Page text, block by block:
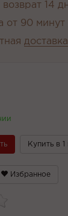
возврат 14
от 90 минут
доставка
Купить в 1
Избранное